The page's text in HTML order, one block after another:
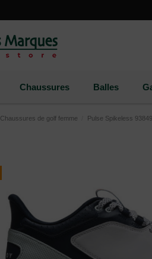
Chaussures Balles
Chaussures de golf femme Pulse Spikeless